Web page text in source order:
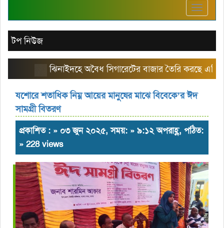
Toggle
টপ নিউজ
ঝিনাইদহে অবৈধ সিগারেটের বাজার তৈরি করছে এরিয়া
যশোরে শতাধিক নিম্ন আয়ের মানুষের মাঝে বিবেকে’র ঈদ
সামগ্রী বিতরণ
প্রকাশিত : » ০৩ জুন ২০২৫, সময়: » ৯:১২ অপরাহ্ণ, পঠিত:
» 228 views